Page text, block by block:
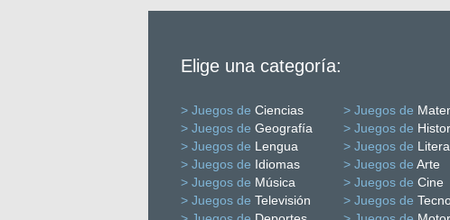
Elige una categoría:
> Juegos de Ciencias > Juegos de
> Juegos de Geografía > Juegos de
> Juegos de Lengua > Juegos de
> Juegos de Idiomas > Juegos de Arte
> Juegos de Música > Juegos de Cine
> Juegos de Televisión > Juegos de